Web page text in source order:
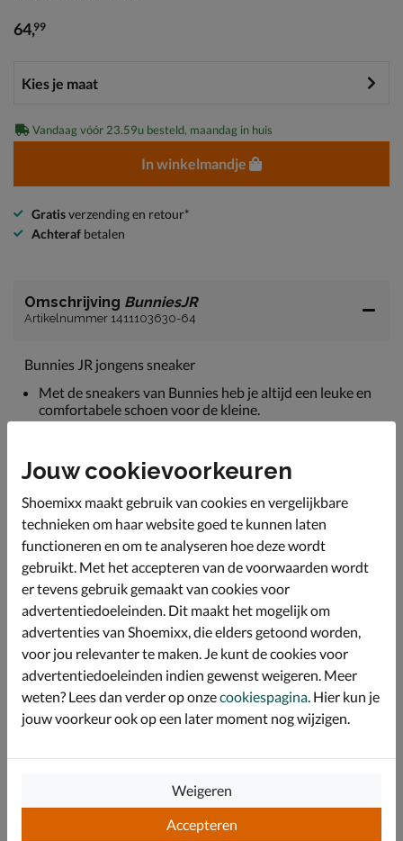
€ 64,99
64,99
Vandaag vóór 23.59u besteld, maandag in huis
In winkelmandje
Gratisverzending en retour*
Achteraf betalen
Omschrijving BunniesJR
Artikelnummer 1411103630-64
Bunnies JR jongens sneaker
Met de sneakers van Bunnies heb je altijd een leuke en
comfortabele schoen voor de kleine.
voetjes.
Gevoerd met imitatieleer. De gewatteerde hielkap
zorgt voor extra zachtheid tijdens het dragen.
Voorzien van een leren voetbed met fijne demping. Het
voetbed heeft perforatie onder de bal van de voet
zodat vocht en warmte snel kan ontsnappen.
Afgewerkt met een flexibele rubberen loopzool die de
bewegingen van de voet goed volgt.
Specificaties
Bekijk meer
Jouw cookievoorkeuren
Shoemixx maakt gebruik van cookies en vergelijkbare
technieken om haar website goed te kunnen laten
functioneren en om te analyseren hoe deze wordt
gebruikt. Met het accepteren van de voorwaarden wordt
er tevens gebruik gemaakt van cookies voor
advertentiedoeleinden. Dit maakt het mogelijk om
advertenties van Shoemixx, die elders getoond worden,
voor jou relevanter te maken. Je kunt de cookies voor
advertentiedoeleinden indien gewenst weigeren. Meer
weten? Lees dan verder op onzecookiespagina . Hier kun je
jouw voorkeur ook op een later moment nog wijzigen.
Accepteren
Weigeren